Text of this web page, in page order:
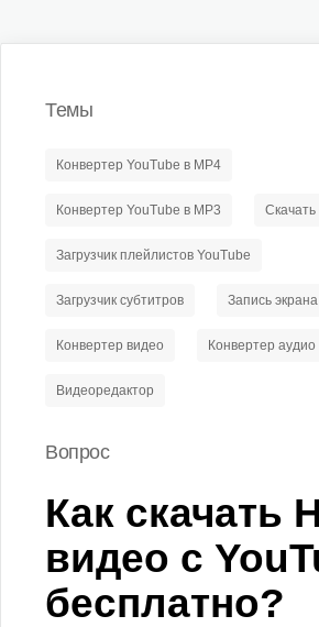
Темы
Конвертер YouTube в MP4
Конвертер YouTube в MP3 Скачать
Загрузчик плейлистов YouTube
Загрузчик субтитров Запись экрана
Конвертер видео Конвертер аудио
Видеоредактор
Вопрос
Как скачать
видео с
бесплатно?